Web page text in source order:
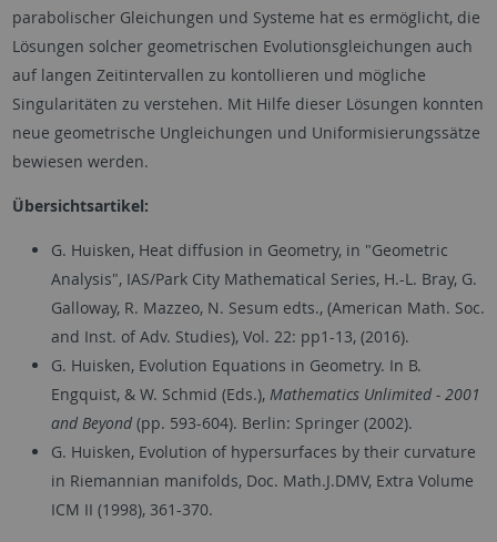
parabolischer Gleichungen und Systeme hat es ermöglicht, die
Lösungen solcher geometrischen Evolutionsgleichungen auch
auf langen Zeitintervallen zu kontollieren und mögliche
Singularitäten zu verstehen. Mit Hilfe dieser Lösungen konnten
neue geometrische Ungleichungen und Uniformisierungssätze
bewiesen werden.
Übersichtsartikel:
G. Huisken, Heat diffusion in Geometry, in "Geometric
Analysis", IAS/Park City Mathematical Series, H.-L. Bray, G.
Galloway, R. Mazzeo, N. Sesum edts., (American Math. Soc.
and Inst. of Adv. Studies), Vol. 22: pp1-13, (2016).
G. Huisken, Evolution Equations in Geometry. In B.
Engquist, & W. Schmid (Eds.), Mathematics Unlimited - 2001
and Beyond(pp. 593-604). Berlin: Springer (2002).
G. Huisken, Evolution of hypersurfaces by their curvature
in Riemannian manifolds, Doc. Math.J.DMV, Extra Volume
ICM II (1998), 361-370.